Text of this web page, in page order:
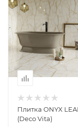
Плитка ONYX
(Deco Vita)